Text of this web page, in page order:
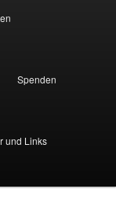
Spenden
und Links